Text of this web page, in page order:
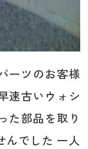
ーツのお客様
速古いウォシ
た部品を取り
んでした 一人